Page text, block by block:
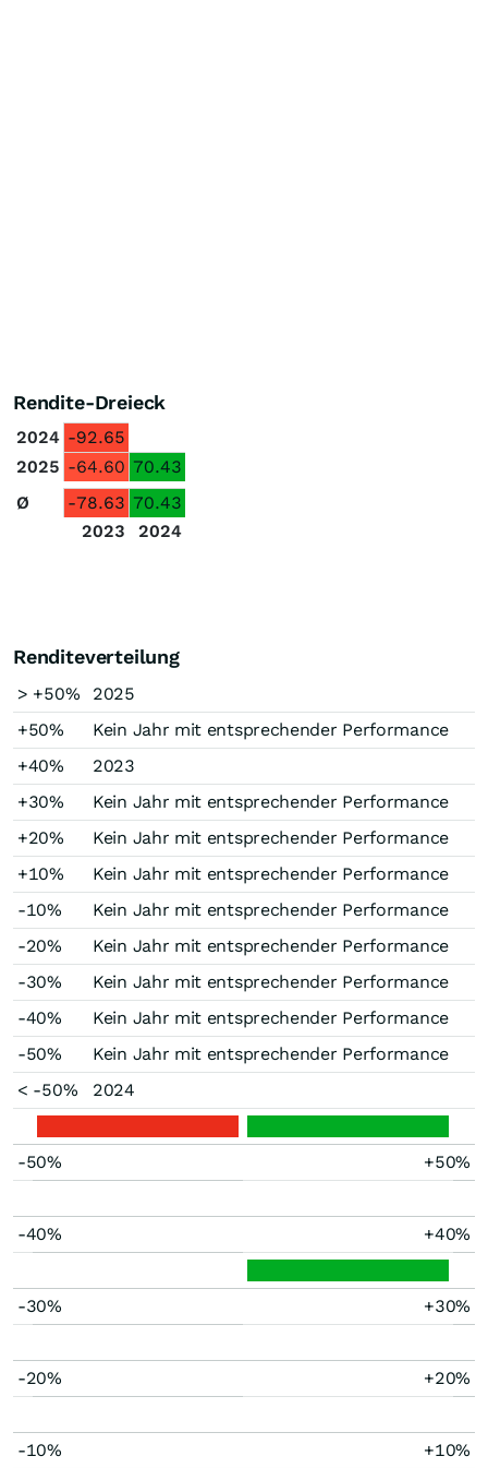
Rendite-Dreieck
2024 -92.65
2025 -64.60 70.43
Ø
-78.63 70.43
2023
2024
Renditeverteilung
> +50%
2025
+50%
Kein Jahr mit entsprechender Performance
+40%
2023
+30%
Kein Jahr mit entsprechender Performance
+20%
Kein Jahr mit entsprechender Performance
+10%
Kein Jahr mit entsprechender Performance
-10%
Kein Jahr mit entsprechender Performance
-20%
Kein Jahr mit entsprechender Performance
-30%
Kein Jahr mit entsprechender Performance
-40%
Kein Jahr mit entsprechender Performance
-50%
Kein Jahr mit entsprechender Performance
< -50%
2024
-50% +50%
-40% +40%
-30% +30%
-20% +20%
-10% +10%